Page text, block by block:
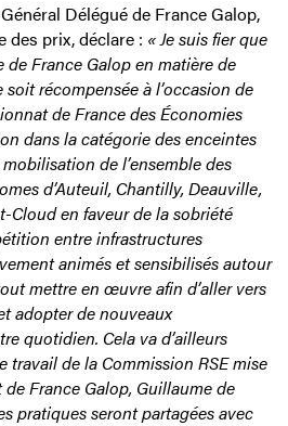
Délégué de France Galop,
des prix, déclare : « Je suis fier que
France Galop en matière de
récompensée à l’occasion de
de France des Économies
dans la catégorie des enceintes
de l’ensemble des
d’Auteuil, Chantilly, Deauville,
Cloud en faveur de la sobriété
entre infrastructures
animés et sensibilisés autour
mettre en œuvre afin d’aller vers
adopter de nouveaux
quotidien. Cela va d’ailleurs
travail de la Commission RSE mise
France Galop, Guillaume de
pratiques seront partagées avec